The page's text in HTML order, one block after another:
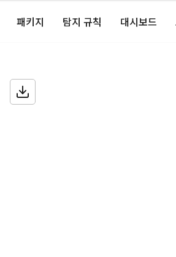
패키지 탐지 규칙 대시보드